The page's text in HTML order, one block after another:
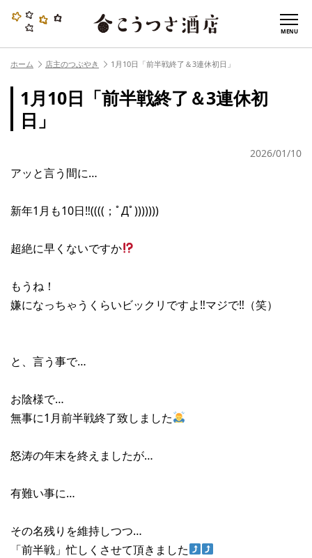
MENU
ホーム 店主のつぶやき 1月10日「前半戦終了＆3連休初日」
1月10日「前半戦終了＆3連休初
日」
2026/01/10
アッと言う間に…
新年1月も10日‼︎((((；ﾟДﾟ)))))))
超絶に早くないですか
もうね！
嫌になっちゃうくらいビックリですよ‼︎マジで‼︎（笑）
と、言う事で…
お陰様で…
無事に1月前半戦終了致しました
怒涛の年末を終えましたが…
有難い事に…
その名残りを維持しつつ…
「前半戦」忙しくさせて頂きました